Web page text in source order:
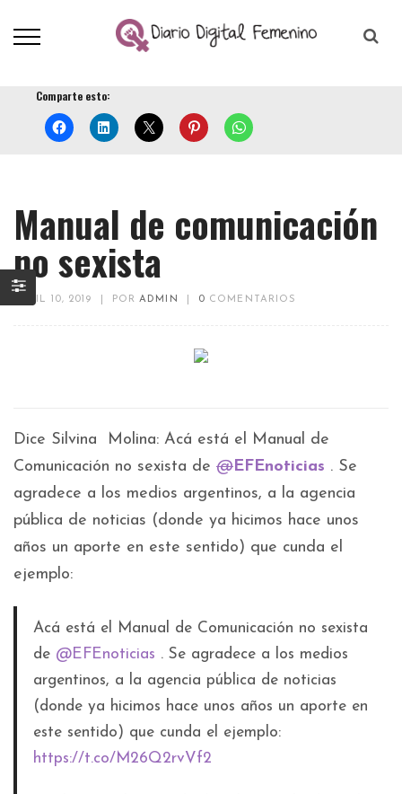
Comparte esto:
Manual de comunicación
no sexista
ABRIL 10, 2019 PORADMIN 0 COMENTARIOS
Dice Silvina Molina: Acá está el Manual de
Comunicación no sexista de @EFEnoticias . Se
agradece a los medios argentinos, a la agencia
pública de noticias (donde ya hicimos hace unos
años un aporte en este sentido) que cunda el
ejemplo:
Acá está el Manual de Comunicación no sexista
de @EFEnoticias . Se agradece a los medios
argentinos, a la agencia pública de noticias
(donde ya hicimos hace unos años un aporte en
este sentido) que cunda el ejemplo:
https://t.co/M26Q2rvVf2